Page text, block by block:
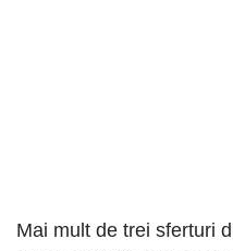
Mai mult de trei sferturi